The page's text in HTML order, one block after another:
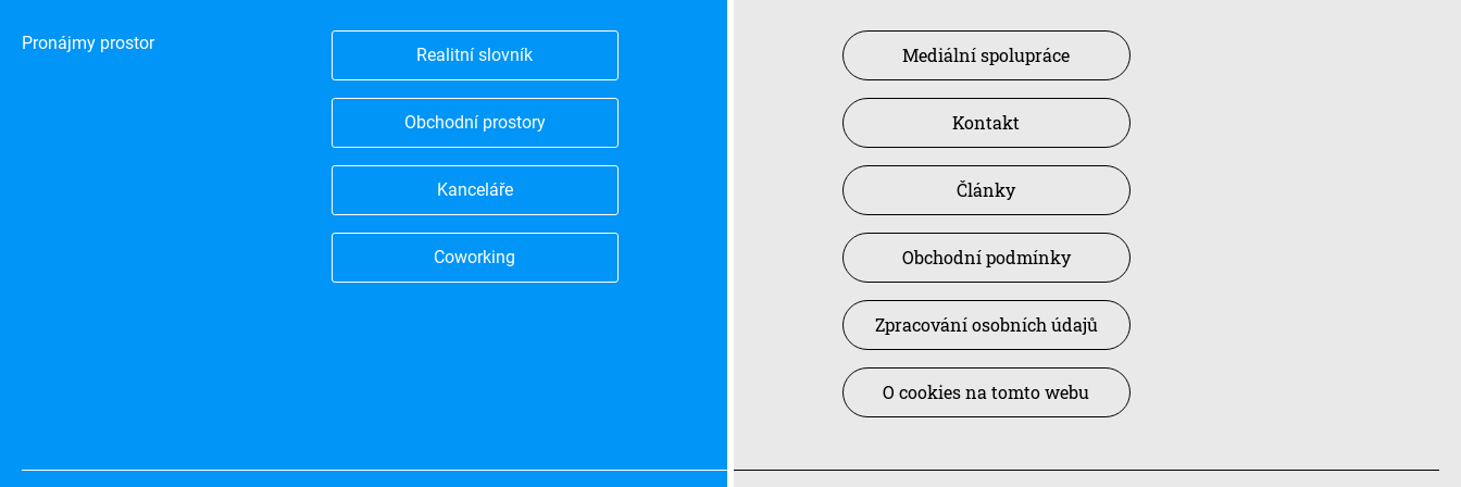
Pronájmy prostor
Realitní slovník
Obchodní prostory
Kanceláře
Coworking
Mediální spolupráce
Kontakt
Články
Obchodní podmínky
Zpracování osobních údajů
O cookies na tomto webu